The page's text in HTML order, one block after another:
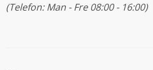
(Telefon: Man - Fre 08:00 - 16:00)